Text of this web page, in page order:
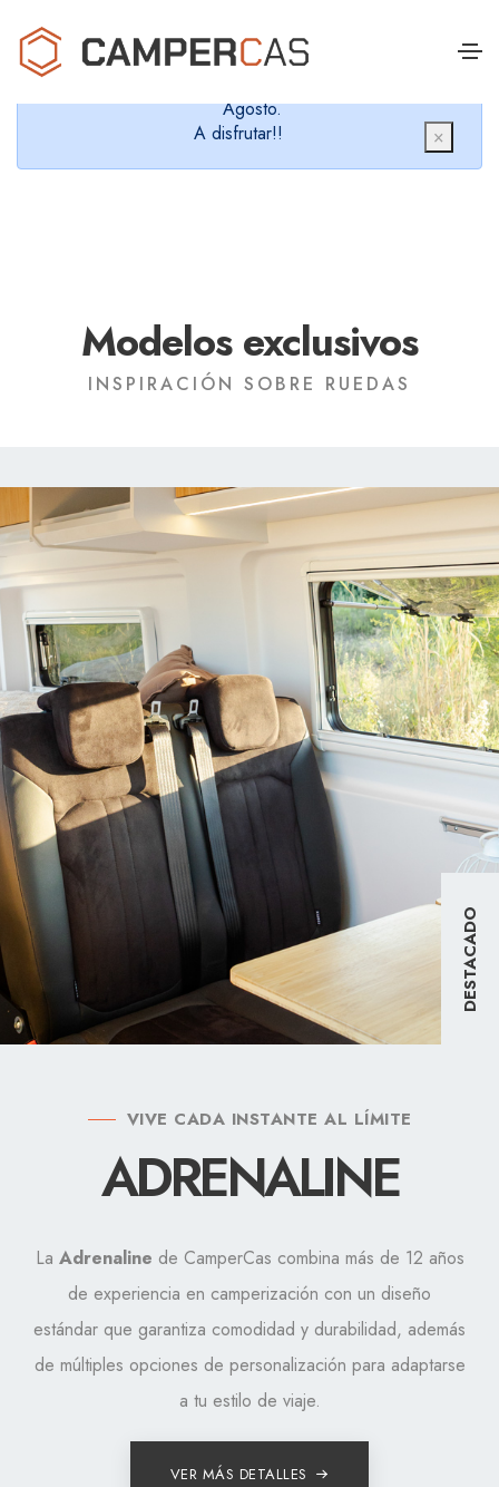
Cerramos en verano, que nos queremos dar un
chapuzón y refrescarnos.
Agosto.
A disfrutar!!
×
Modelos exclusivos
INSPIRACIÓN SOBRE RUEDAS
DESTACADO
VIVE CADA INSTANTE AL LÍMITE
ADRENALINE
La Adrenaline de CamperCas combina más de 12 años
de experiencia en camperización con un diseño
estándar que garantiza comodidad y durabilidad, además
de múltiples opciones de personalización para adaptarse
a tu estilo de viaje.
VER MÁS DETALLES